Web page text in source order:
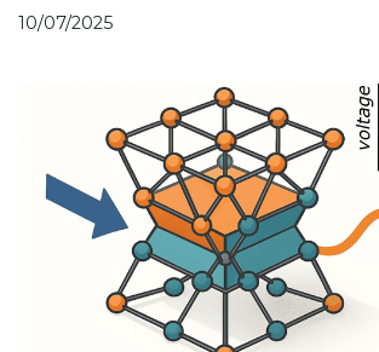
10/07/2025